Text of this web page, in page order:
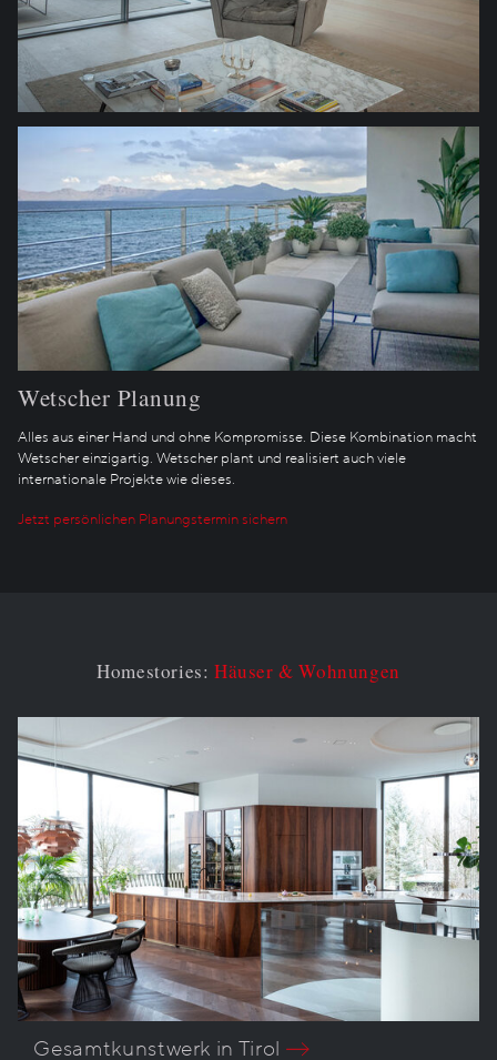
Wetscher Planung
Alles aus einer Hand und ohne Kompromisse. Diese Kombination macht
Wetscher einzigartig. Wetscher plant und realisiert auch viele
internationale Projekte wie dieses.
Jetzt persönlichen Planungstermin sichern
Homestories: Häuser & Wohnungen
Gesamtkunstwerk in Tirol